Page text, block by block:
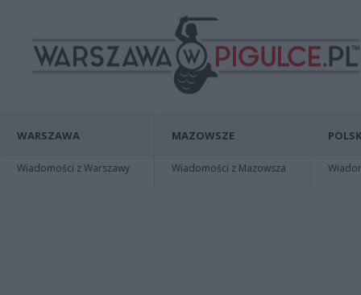
WARSZAWA
Wiadomości z Warszawy
MAZOWSZE
Wiadomości z Mazowsza